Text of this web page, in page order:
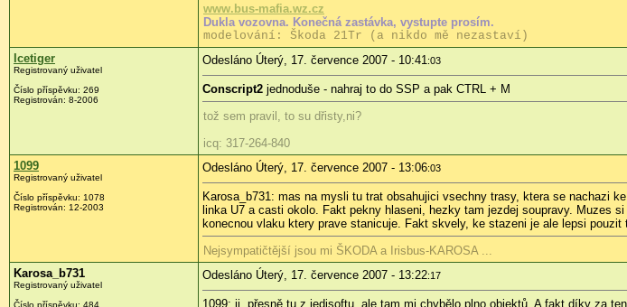
www.bus-mafia.wz.cz
Dukla vozovna. Konečná zastávka, vystupte prosím.
modelování: Škoda 21Tr (a nikdo mě nezastaví)
Icetiger
Registrovaný uživatel
Číslo příspěvku: 269
Registrován: 8-2006
Odesláno Úterý, 17. července 2007 - 10:41 :03
Conscript2 jednoduše - nahraj to do SSP a pak CTRL + M
tož sem pravil, to su dřisty,ni?
icq: 317-264-840
1099
Registrovaný uživatel
Číslo příspěvku: 1078
Registrován: 12-2003
Odesláno Úterý, 17. července 2007 - 13:06:03
Karosa_b731: mas na mysli tu trat obsahujici vsechny trasy, ktera se nachazi
linka U7 a casti okolo. Fakt pekny hlaseni, hezky tam jezdej soupravy. Muzes
konecnou vlaku ktery prave stanicuje. Fakt skvely, ke stazeni je ale lepsi pouzit
Nejsympatičtější jsou mi ŠKODA a Irisbus-KAROSA ...
Karosa_b731
Registrovaný uživatel
Číslo příspěvku: 484
Odesláno Úterý, 17. července 2007 - 13:22:17
1099: jj, přesně tu z jedisoftu, ale tam mi chybělo plno objektů. A fakt díky za